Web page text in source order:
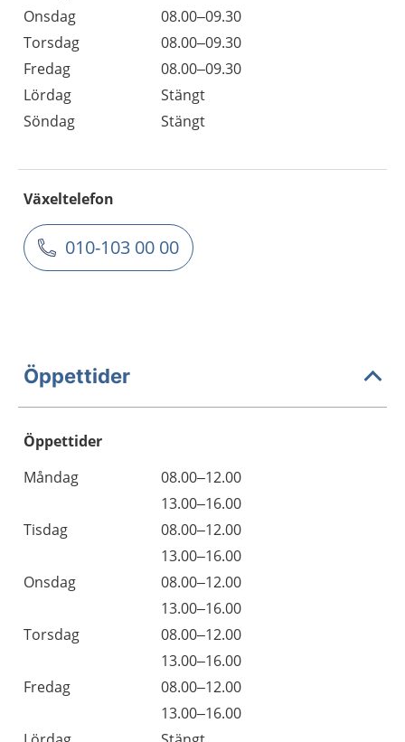
Onsdag
08.00–09.30
Torsdag
08.00–09.30
Fredag
08.00–09.30
Lördag
Stängt
Söndag
Stängt
Växeltelefon
010-103 00 00
Öppettider
Öppettider
Dag
Öppettider
Kommentarer
Måndag
08.00–12.00
13.00–16.00
Tisdag
08.00–12.00
13.00–16.00
Onsdag
08.00–12.00
13.00–16.00
Torsdag
08.00–12.00
13.00–16.00
Fredag
08.00–12.00
13.00–16.00